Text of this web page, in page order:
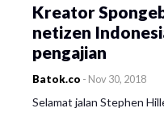
Kreator
netizen
pengajian
Batok.co - Nov 30, 2018
Selamat jalan Stephen